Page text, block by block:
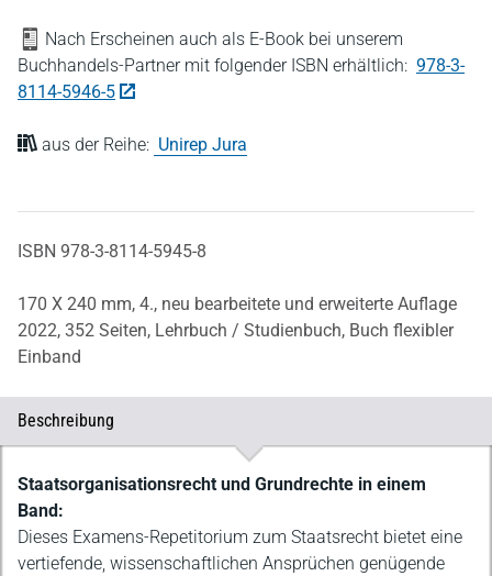
Nach Erscheinen auch als E-Book bei unserem
Buchhandels-Partner mit folgender ISBN erhältlich: 978-3-
8114-5946-5
aus der Reihe: Unirep Jura
ISBN 978-3-8114-5945-8
170 X 240 mm, 4., neu bearbeitete und erweiterte Auflage
2022, 352 Seiten, Lehrbuch / Studienbuch, Buch flexibler
Einband
Beschreibung
Beschreibung
Staatsorganisationsrecht und Grundrechte in einem
Band:
Dieses Examens-Repetitorium zum Staatsrecht bietet eine
vertiefende, wissenschaftlichen Ansprüchen genügende